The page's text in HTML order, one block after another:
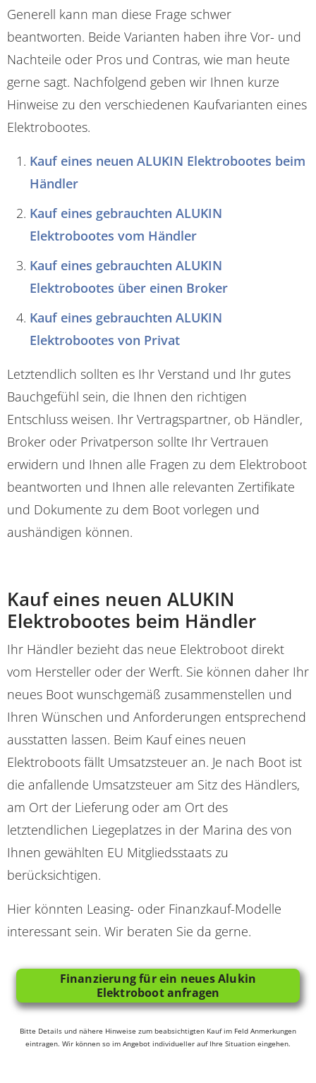
Generell kann man diese Frage schwer
beantworten. Beide Varianten haben ihre Vor- und
Nachteile oder Pros und Contras, wie man heute
gerne sagt. Nachfolgend geben wir Ihnen kurze
Hinweise zu den verschiedenen Kaufvarianten eines
Elektrobootes.
Kauf eines neuen ALUKIN Elektrobootes beim
Händler
Kauf eines gebrauchten ALUKIN
Elektrobootes vom Händler
Kauf eines gebrauchten ALUKIN
Elektrobootes über einen Broker
Kauf eines gebrauchten ALUKIN
Elektrobootes von Privat
Letztendlich sollten es Ihr Verstand und Ihr gutes
Bauchgefühl sein, die Ihnen den richtigen
Entschluss weisen. Ihr Vertragspartner, ob Händler,
Broker oder Privatperson sollte Ihr Vertrauen
erwidern und Ihnen alle Fragen zu dem Elektroboot
beantworten und Ihnen alle relevanten Zertifikate
und Dokumente zu dem Boot vorlegen und
aushändigen können.
Kauf eines neuen ALUKIN
Elektrobootes beim Händler
Ihr Händler bezieht das neue Elektroboot direkt
vom Hersteller oder der Werft. Sie können daher Ihr
neues Boot wunschgemäß zusammenstellen und
Ihren Wünschen und Anforderungen entsprechend
ausstatten lassen. Beim Kauf eines neuen
Elektroboots fällt Umsatzsteuer an. Je nach Boot ist
die anfallende Umsatzsteuer am Sitz des Händlers,
am Ort der Lieferung oder am Ort des
letztendlichen Liegeplatzes in der Marina des von
Ihnen gewählten EU Mitgliedsstaats zu
berücksichtigen.
Hier könnten Leasing- oder Finanzkauf-Modelle
interessant sein. Wir beraten Sie da gerne.
Finanzierung für ein neues Alukin
Elektroboot anfragen
Bitte Details und nähere Hinweise zum beabsichtigten Kauf im Feld Anmerkungen
eintragen. Wir können so im Angebot individueller auf Ihre Situation eingehen.